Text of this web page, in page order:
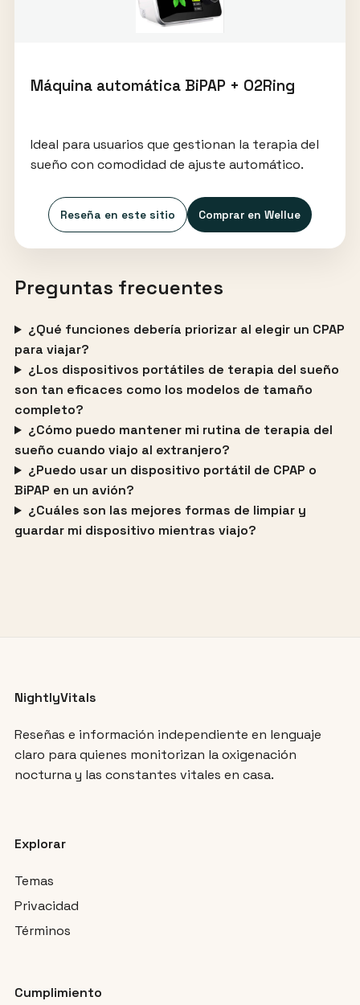
Máquina automática BiPAP + O2Ring
Ideal para usuarios que gestionan la terapia del
sueño con comodidad de ajuste automático.
Reseña en este sitio Comprar en Wellue
Preguntas frecuentes
¿Qué funciones debería priorizar al elegir un CPAP
para viajar?
¿Los dispositivos portátiles de terapia del sueño
son tan eficaces como los modelos de tamaño
completo?
¿Cómo puedo mantener mi rutina de terapia del
sueño cuando viajo al extranjero?
¿Puedo usar un dispositivo portátil de CPAP o
BiPAP en un avión?
¿Cuáles son las mejores formas de limpiar y
guardar mi dispositivo mientras viajo?
NightlyVitals
Reseñas e información independiente en lenguaje
claro para quienes monitorizan la oxigenación
nocturna y las constantes vitales en casa.
Explorar
Temas
Privacidad
Términos
Cumplimiento